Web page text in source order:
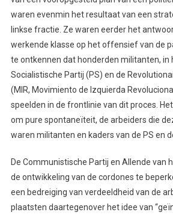
waren evenmin het resultaat van een
linkse fractie. Ze waren eerder het
werkende klasse op het offensief van de
te ontkennen dat honderden militanten, in
Socialistische Partij (PS) en de
(MIR, Movimiento de Izquierda
speelden in de frontlinie van dit proces.
om pure spontaneïteit, de arbeiders die
waren militanten en kaders van de PS en
De Communistische Partij en Allende van
de ontwikkeling van de cordones te
een bedreiging van verdeeldheid van de
plaatsten daartegenover het idee van